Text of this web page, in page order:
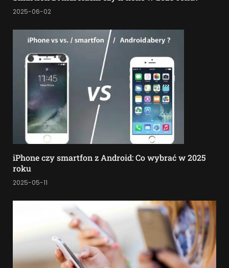
2025-06-02
iPhone czy smartfon z Android: Co wybrać w 2025
roku
2025-05-11